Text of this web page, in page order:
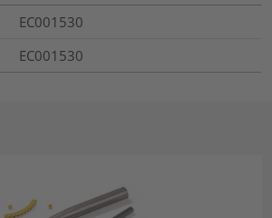
EC001530
EC001530